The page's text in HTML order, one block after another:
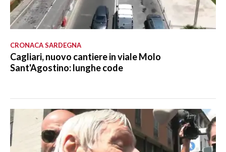
CRONACA SARDEGNA
Cagliari, nuovo cantiere in viale Molo
Sant'Agostino: lunghe code